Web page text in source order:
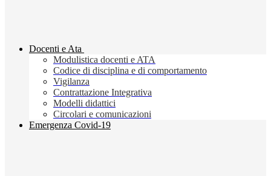
Docenti e Ata
Modulistica docenti e ATA
Codice di disciplina e di comportamento
Vigilanza
Contrattazione Integrativa
Modelli didattici
Circolari e comunicazioni
Emergenza Covid-19